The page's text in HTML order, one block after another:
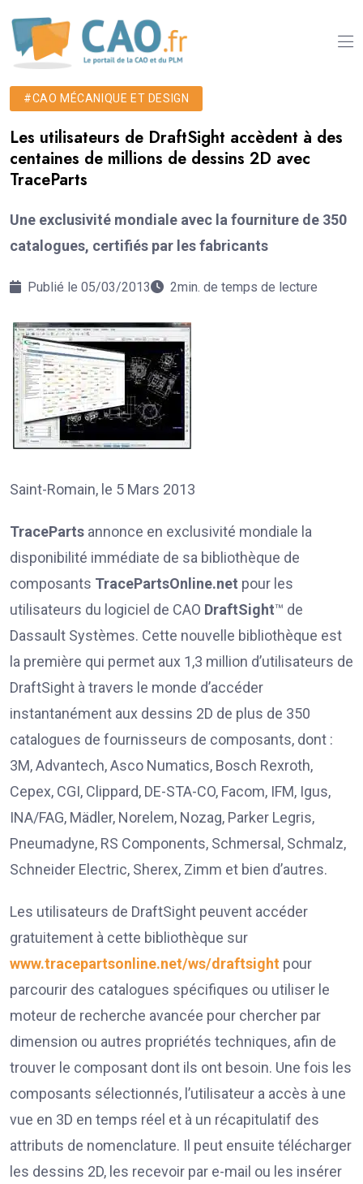
#CAO MÉCANIQUE ET DESIGN
Les utilisateurs de DraftSight accèdent à des
centaines de millions de dessins 2D avec
TraceParts
Une exclusivité mondiale avec la fourniture de 350
catalogues, certifiés par les fabricants
Publié le 05/03/2013 2min. de temps de lecture
Saint-Romain, le 5 Mars 2013
TraceParts annonce en exclusivité mondiale la
disponibilité immédiate de sa bibliothèque de
composants TracePartsOnline.net pour les
utilisateurs du logiciel de CAO DraftSight™ de
Dassault Systèmes. Cette nouvelle bibliothèque est
la première qui permet aux 1,3 million d’utilisateurs de
DraftSight à travers le monde d’accéder
instantanément aux dessins 2D de plus de 350
catalogues de fournisseurs de composants, dont :
3M, Advantech, Asco Numatics, Bosch Rexroth,
Cepex, CGI, Clippard, DE-STA-CO, Facom, IFM, Igus,
INA/FAG, Mädler, Norelem, Nozag, Parker Legris,
Pneumadyne, RS Components, Schmersal, Schmalz,
Schneider Electric, Sherex, Zimm et bien d’autres.
Les utilisateurs de DraftSight peuvent accéder
gratuitement à cette bibliothèque sur
www.tracepartsonline.net/ws/draftsight pour
parcourir des catalogues spécifiques ou utiliser le
moteur de recherche avancée pour chercher par
dimension ou autres propriétés techniques, afin de
trouver le composant dont ils ont besoin. Une fois les
composants sélectionnés, l’utilisateur a accès à une
vue en 3D en temps réel et à un récapitulatif des
attributs de nomenclature. Il peut ensuite télécharger
les dessins 2D, les recevoir par e-mail ou les insérer